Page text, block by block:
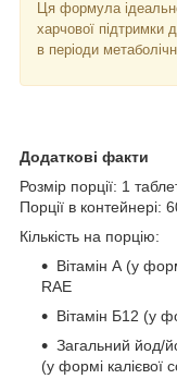
Ця формула
харчової підтримки
в періоди
Додаткові факти
Розмір порції: 1
Порції в контейнері:
Кількість на порцію:
Вітамін А (у
RAE
Вітамін Б12 (у
Загальний йод/
(у формі калієвої